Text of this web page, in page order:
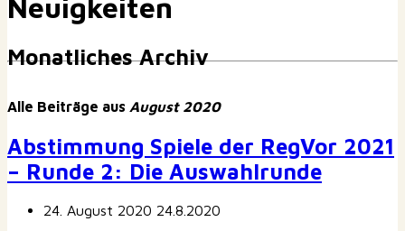
Neuigkeiten
Monatliches Archiv
Alle Beiträge aus August 2020
Abstimmung Spiele der RegVor 2021
– Runde 2: Die Auswahlrunde
24. August 2020 24.8.2020